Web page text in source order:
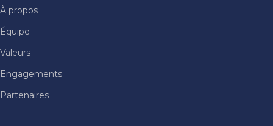
À propos
Équipe
Valeurs
Engagements
Partenaires